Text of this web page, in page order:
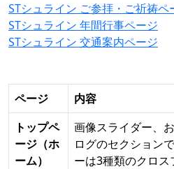
STシュライン ご参拝・ご祈祷ペ
STシュライン 年間行事ページ
STシュライン 交通案内ページ
ページ
内容
トップペ
ージ（ホ
ーム）
画像スライダー、
ログのセクション
ーは3種類のクロ